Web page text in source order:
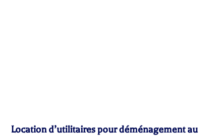
Location d’utilitaires pour déménagement au